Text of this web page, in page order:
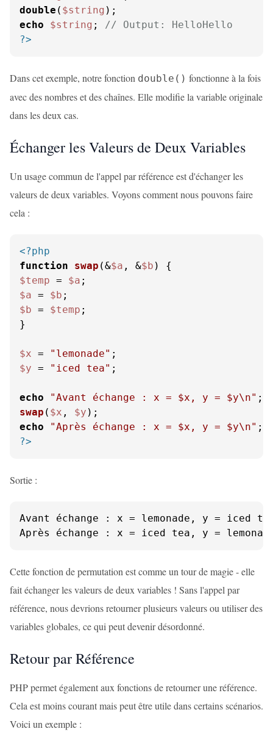
double ( $string
echo
$string ; // Output: HelloHello
?>
Dans cet exemple, notre fonction double() fonctionne à la fois
avec des nombres et des chaînes. Elle modifie la variable originale
dans les deux cas.
Échanger les Valeurs de Deux Variables
Un usage commun de l'appel par référence est d'échanger les
valeurs de deux variables. Voyons comment nous pouvons faire
cela :
<?php
function
swap (&$a , &$b )
$temp = $a
$a = $b
$b = $temp ;
}
$x = "lemonade"
$y = "iced tea" ;
echo "Avant échange : x = $x , y = $y\n"
swap ( $x , $y
echo
"Après échange : x = $x , y = $y\n"
?>
Sortie :
Avant échange : x = lemonade, y = iced
Après échange : x = iced tea, y =
Cette fonction de permutation est comme un tour de magie - elle
fait échanger les valeurs de deux variables ! Sans l'appel par
référence, nous devrions retourner plusieurs valeurs ou utiliser des
variables globales, ce qui peut devenir désordonné.
Retour par Référence
PHP permet également aux fonctions de retourner une référence.
Cela est moins courant mais peut être utile dans certains scénarios.
Voici un exemple :